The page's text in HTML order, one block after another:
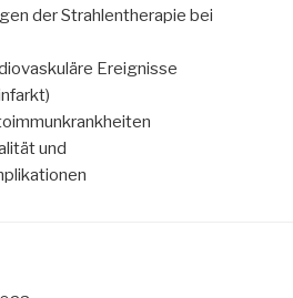
der Strahlentherapie bei
Ereignisse
und